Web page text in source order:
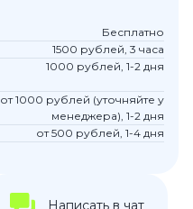
Бесплатно
1500 рублей, 3 часа
1000 рублей, 1-2 дня
от 1000 рублей (уточняйте у
менеджера), 1-2 дня
от 500 рублей, 1-4 дня
Написать в чат